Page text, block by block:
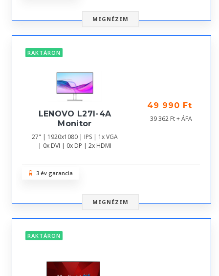
MEGNÉZEM
RAKTÁRON
LENOVO L27I-4A
Monitor
27" | 1920x1080 | IPS | 1x VGA
| 0x DVI | 0x DP | 2x HDMI
49 990 Ft
39 362 Ft + ÁFA
3 év garancia
MEGNÉZEM
RAKTÁRON